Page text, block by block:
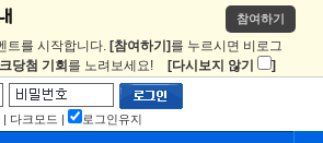
참여하기
트를 시작합니다. [참여하기] 를 누르시면 비로그
당첨 기회 를 노려보세요! [다시보지 않기 ]
| 다크모드 | 로그인유지